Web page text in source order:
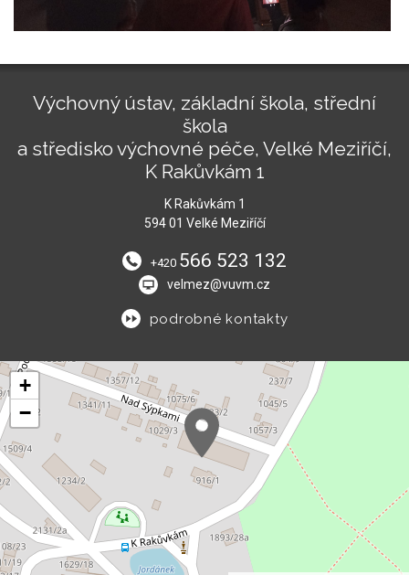
Výchovný ústav, základní škola, střední
škola
a středisko výchovné péče, Velké Meziříčí,
K Rakůvkám 1
K Rakůvkám 1
594 01 Velké Meziříčí
+420 566 523 132
velmez@vuvm.cz
podrobné kontakty
+
−